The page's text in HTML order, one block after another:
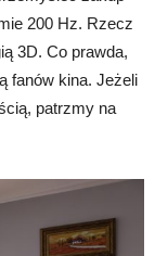
200 Hz. Rzecz
3D. Co prawda,
fanów kina. Jeżeli
patrzmy na